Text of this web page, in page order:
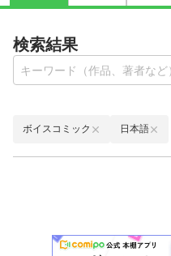
検索結果
ボイスコミック 日本語